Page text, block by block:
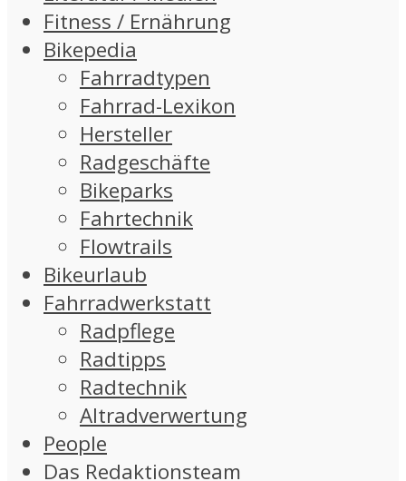
Fitness / Ernährung
Bikepedia
Fahrradtypen
Fahrrad-Lexikon
Hersteller
Radgeschäfte
Bikeparks
Fahrtechnik
Flowtrails
Bikeurlaub
Fahrradwerkstatt
Radpflege
Radtipps
Radtechnik
Altradverwertung
People
Das Redaktionsteam